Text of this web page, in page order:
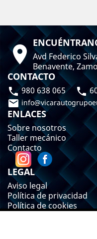
 Avd Federico
Benavente,
CONTACTO
980 638 065 

ENLACES
Sobre nosotros
Taller mecánico
Contacto
LEGAL
Aviso legal
Política de privacidad
Política de cookies